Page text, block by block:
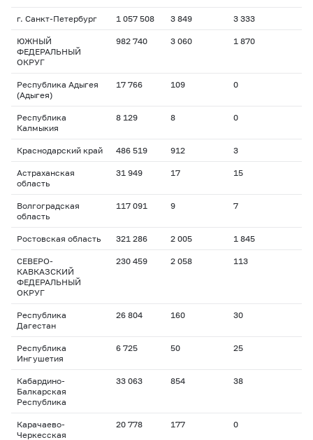
г. Санкт-Петербург 1 057 508 3 849 3 333
ЮЖНЫЙ
ФЕДЕРАЛЬНЫЙ
ОКРУГ
982 740 3 060 1 870
Республика Адыгея
(Адыгея)
17 766 109 0
Республика
Калмыкия
8 129 8 0
Краснодарский край 486 519 912 3
Астраханская
область
31 949 17 15
Волгоградская
область
117 091 9 7
Ростовская область 321 286 2 005 1 845
СЕВЕРО-
КАВКАЗСКИЙ
ФЕДЕРАЛЬНЫЙ
ОКРУГ
230 459 2 058 113
Республика
Дагестан
26 804 160 30
Республика
Ингушетия
6 725 50 25
Кабардино-
Балкарская
Республика
33 063 854 38
Карачаево-
Черкесская
20 778 177 0